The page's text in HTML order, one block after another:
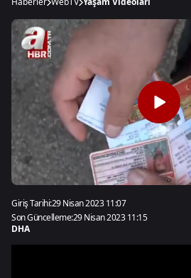
Giriş Tarihi:29 Nisan 2023 11:07
Son Güncelleme:29 Nisan 2023 11:15
DHA